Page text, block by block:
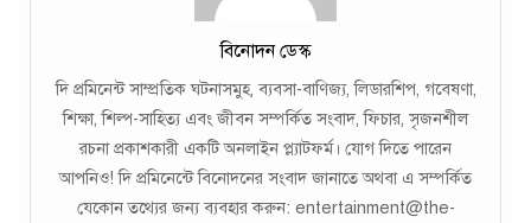
বিনোদন ডেস্ক
দি প্রমিনেন্ট সাম্প্রতিক ঘটনাসমুহ, ব্যবসা-বাণিজ্য, লিডারশিপ, গবেষণা,
শিক্ষা, শিল্প-সাহিত্য এবং জীবন সম্পর্কিত সংবাদ, ফিচার, সৃজনশীল
রচনা প্রকাশকারী একটি অনলাইন প্ল্যাটফর্ম। যোগ দিতে পারেন
আপনিও! দি প্রমিনেন্টে বিনোদনের সংবাদ জানাতে অথবা এ সম্পর্কিত
যেকোন তথ্যের জন্য ব্যবহার করুন: entertainment@the-